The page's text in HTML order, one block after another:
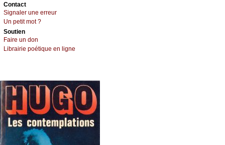
Cоntact
Signaler une errеur
Un pеtit mоt ?
Sоutien
Fаirе un dоn
Librairiе pоétique en lignе